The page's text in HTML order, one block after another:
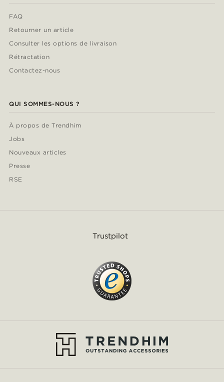
FAQ
Retourner un article
Consulter les options de livraison
Rétractation
Contactez-nous
QUI SOMMES-NOUS ?
À propos de Trendhim
Jobs
Nouveaux articles
Presse
RSE
Trustpilot